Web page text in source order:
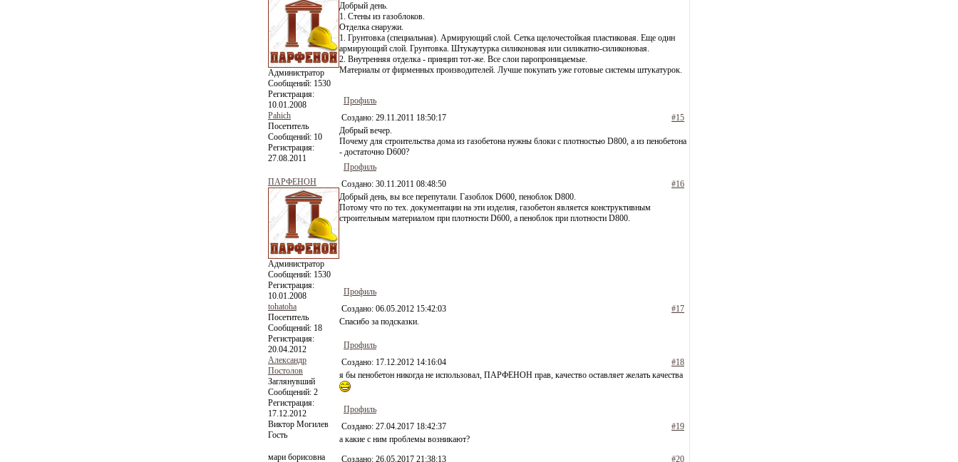
Администратор
Сообщений: 1530
Регистрация:
10.01.2008
Добрый день.
1. Стены из газоблоков.
Отделка снаружи.
1. Грунтовка (специальная). Армирующий слой. Сетка щелочестойкая пластиковая. Еще один
армирующий слой. Грунтовка. Штукаутурка силиконовая или силикатно-силиконовая.
2. Внутренняя отделка - принцип тот-же. Все слои паропроницаемые.
Материалы от фирменных производителей. Лучше покупать уже готовые системы штукатурок.
Профиль
Pahich
Посетитель
Сообщений: 10
Регистрация:
27.08.2011
Создано: 29.11.2011 18:50:17
#15
Добрый вечер.
Почему для строительства дома из газобетона нужны блоки с плотностью D800, а из пенобетона
- достаточно D600?
Профиль
ПАРФЕНОН
Администратор
Сообщений: 1530
Регистрация:
10.01.2008
Создано: 30.11.2011 08:48:50
#16
Добрый день, вы все перепутали. Газоблок D600, пеноблок D800.
Потому что по тех. документации на эти изделия, газобетон является конструктивным
строительным материалом при плотности D600, а пеноблок при плотности D800.
Профиль
tohatoha
Посетитель
Сообщений: 18
Регистрация:
20.04.2012
Создано: 06.05.2012 15:42:03
#17
Спасибо за подсказки.
Профиль
Александр
Постолов
Заглянувший
Сообщений: 2
Регистрация:
17.12.2012
Создано: 17.12.2012 14:16:04
#18
я бы пенобетон никогда не использовал, ПАРФЕНОН прав, качество оставляет желать качества
Профиль
Виктор Могилев
Гость
Создано: 27.04.2017 18:42:37
#19
а какие с ним проблемы возникают?
мари борисовна
Создано: 26.05.2017 21:38:13 #20